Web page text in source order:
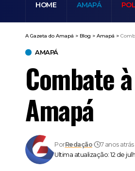
HOME AMAPÁ
A Gazeta do Amapá > Blog > Amapá >
AMAPÁ
Combate
Amapá
Ultima atualização: 12 de
PorRedação 7 anos atrás